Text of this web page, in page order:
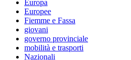
Europa
Europee
Fiemme e Fassa
giovani
governo provinciale
mobilità e trasporti
Nazionali